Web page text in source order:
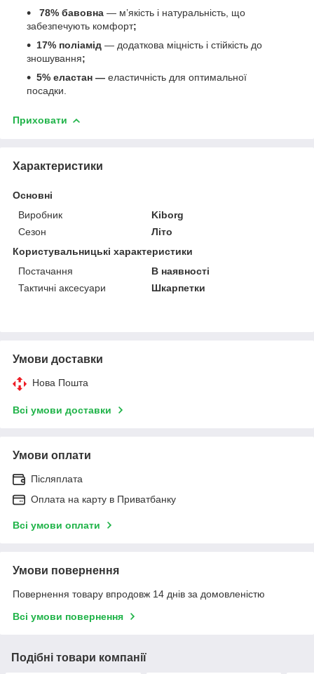
78% бавовна — м’якість і натуральність, що
забезпечують комфорт;
17% поліамід — додаткова міцність і стійкість до
зношування;
5% еластан — еластичність для оптимальної
посадки.
Приховати
Характеристики
Основні
Виробник
Kiborg
Сезон
Літо
Користувальницькі характеристики
Постачання
В наявності
Тактичні аксесуари
Шкарпетки
Умови доставки
Нова Пошта
Всі умови доставки
Умови оплати
Післяплата
Оплата на карту в Приватбанку
Всі умови оплати
Умови повернення
Повернення товару впродовж 14 днів за домовленістю
Всі умови повернення
Подібні товари компанії